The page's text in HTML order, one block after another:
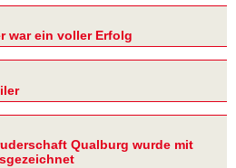
war ein voller Erfolg
Qualburg wurde mit